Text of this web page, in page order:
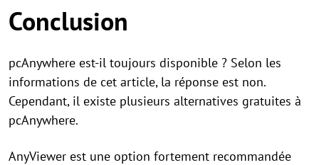
Conclusion
pcAnywhere est-il toujours disponible ? Selon les
informations de cet article, la réponse est non.
Cependant, il existe plusieurs alternatives gratuites à
pcAnywhere.
AnyViewer est une option fortement recommandée